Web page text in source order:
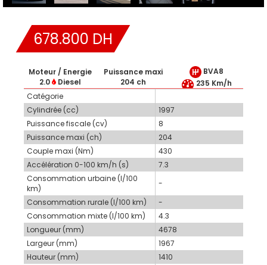
678.800 DH
Moteur / Energie
2.0
Diesel
Puissance maxi
204 ch
BVA8
235 Km/h
Catégorie
Cylindrée (cc)
1997
Puissance fiscale (cv)
8
Puissance maxi (ch)
204
Couple maxi (Nm)
430
Accélération 0-100 km/h (s)
7.3
Consommation urbaine (l/100
km)
-
Consommation rurale (l/100 km)
-
Consommation mixte (l/100 km)
4.3
Longueur (mm)
4678
Largeur (mm)
1967
Hauteur (mm)
1410